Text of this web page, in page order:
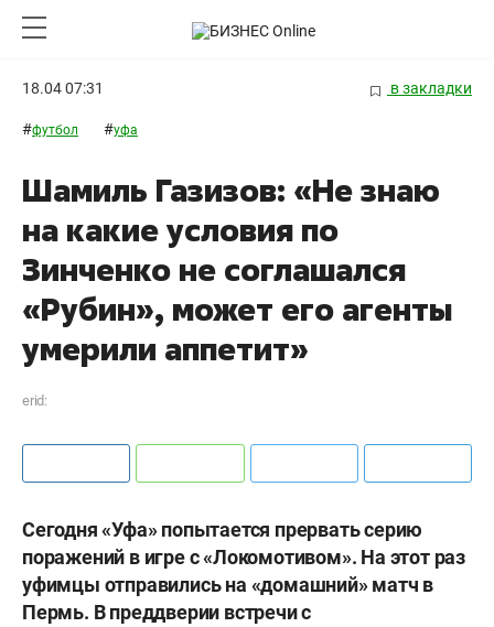
18.04 07:31 в закладки
#футбол #уфа
Шамиль Газизов: «Не знаю
на какие условия по
Зинченко не соглашался
«Рубин», может его агенты
умерили аппетит»
erid:
Сегодня «Уфа» попытается прервать серию
поражений в игре с «Локомотивом». На этот раз
уфимцы отправились на «домашний» матч в
Пермь. В преддверии встречи с